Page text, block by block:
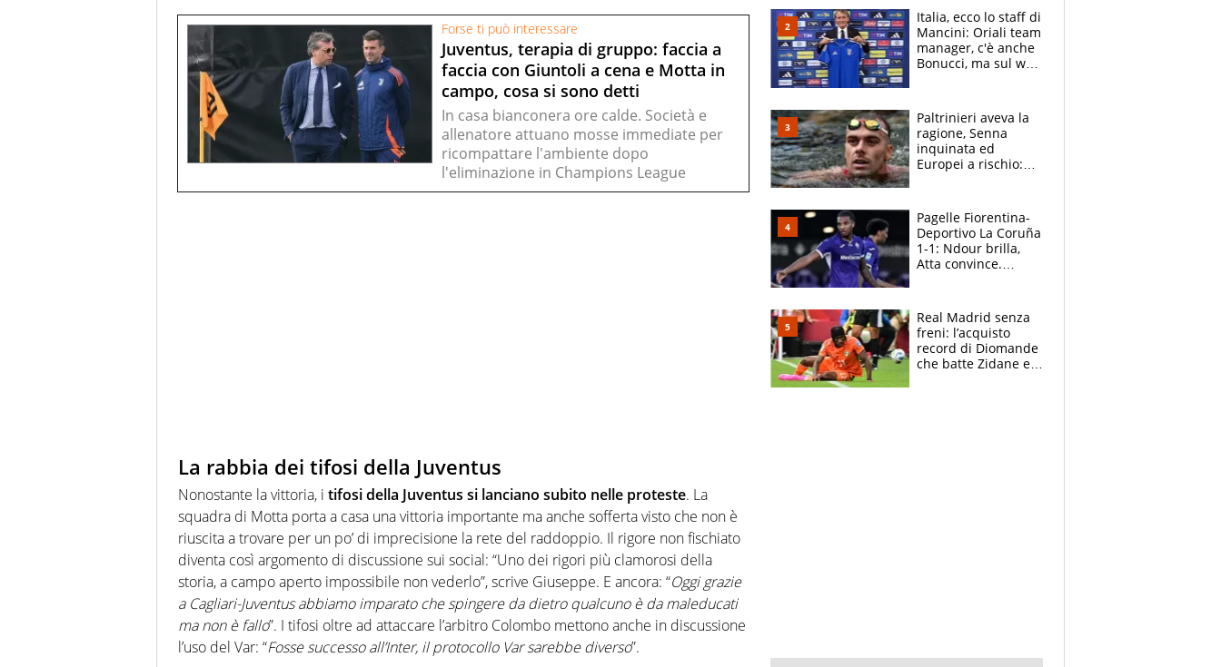
Forse ti può interessare
Juventus, terapia di gruppo: faccia a
faccia con Giuntoli a cena e Motta in
campo, cosa si sono detti
In casa bianconera ore calde. Società e
allenatore attuano mosse immediate per
ricompattare l'ambiente dopo
l'eliminazione in Champions League
La rabbia dei tifosi della Juventus
Nonostante la vittoria, i tifosi della Juventus si lanciano subito nelle proteste. La
squadra di Motta porta a casa una vittoria importante ma anche sofferta visto che non è
riuscita a trovare per un po’ di imprecisione la rete del raddoppio. Il rigore non fischiato
diventa così argomento di discussione sui social: “Uno dei rigori più clamorosi della
storia, a campo aperto impossibile non vederlo”, scrive Giuseppe. E ancora: “Oggi grazie
a Cagliari-Juventus abbiamo imparato che spingere da dietro qualcuno è da maleducati
ma non è fallo”. I tifosi oltre ad attaccare l’arbitro Colombo mettono anche in discussione
l’uso del Var: “Fosse successo all’Inter, il protocollo Var sarebbe diverso”.
felice del mio livello"
Italia, ecco lo staff di
Mancini: Oriali team
manager, c'è anche
Bonucci, ma sul web
Paltrinieri aveva la
ragione, Senna
inquinata ed
Europei a rischio:
adesso
Pagelle Fiorentina-
Deportivo La Coruña
1-1: Ndour brilla,
Atta convince.
Real Madrid senza
freni: l’acquisto
record di Diomande
che batte Zidane e